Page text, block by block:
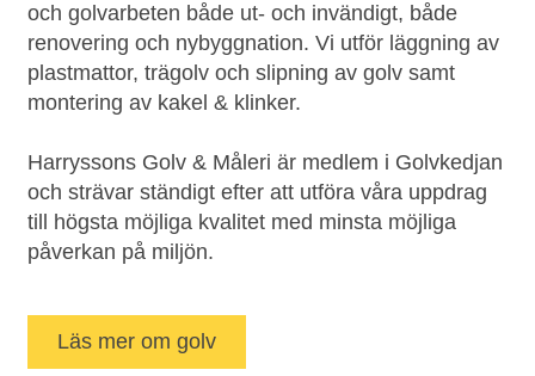
och golvarbeten både ut- och invändigt, både
renovering och nybyggnation. Vi utför läggning av
plastmattor, trägolv och slipning av golv samt
montering av kakel & klinker.
Harryssons Golv & Måleri är medlem i Golvkedjan
och strävar ständigt efter att utföra våra uppdrag
till högsta möjliga kvalitet med minsta möjliga
påverkan på miljön.
Läs mer om golv